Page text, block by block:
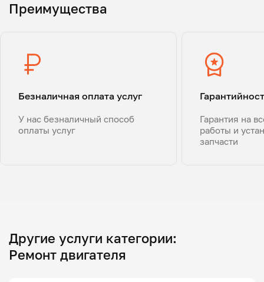
Преимущества
Безналичная оплата услуг
У нас безналичный способ
оплаты услуг
Гарантия на
работы и
запчасти
Другие услуги категории:
Ремонт двигателя